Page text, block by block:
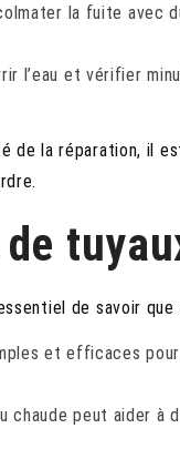
la fuite avec
l’eau et vérifier
de la réparation, il
de
de savoir
et efficaces
chaude peut aider à